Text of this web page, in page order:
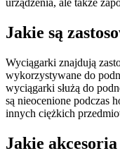
urządzenia, ale także
Jakie są
Wyciągarki znajdują
wykorzystywane do
wyciągarki służą do
są nieocenione podczas
innych ciężkich
Jakie